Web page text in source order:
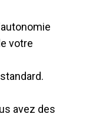
votre
avez des